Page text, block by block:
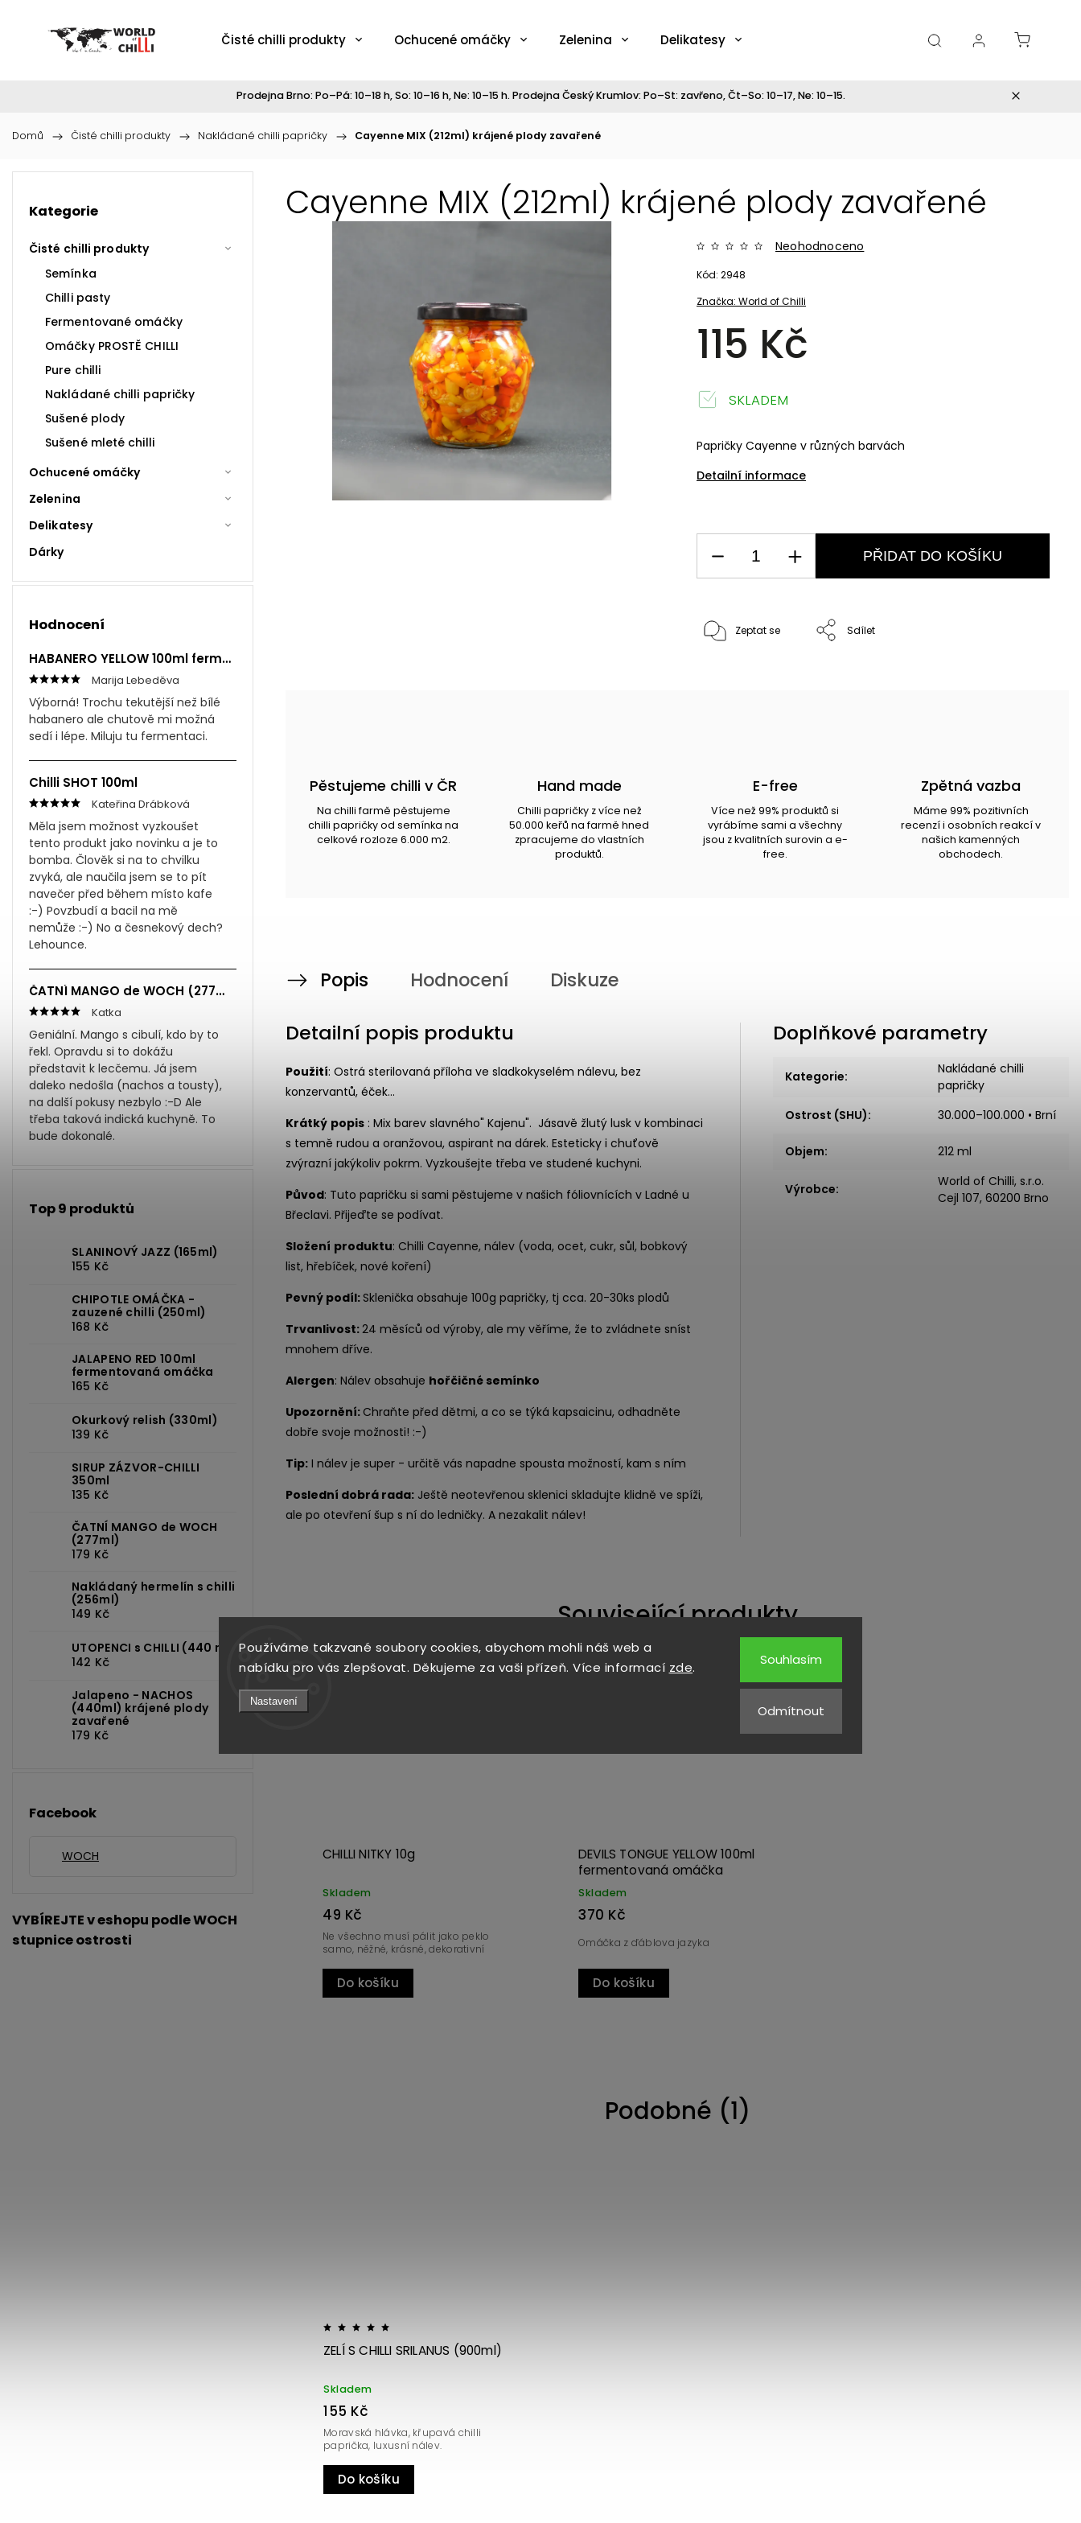
Používáme takzvané soubory cookies, abychom mohli náš web a
nabídku pro vás zlepšovat. Děkujeme za vaši přízeň. Více informací zde.
Nastavení
Odmítnout
Souhlasím
Čisté chilli produkty Ochucené omáčky Zelenina Delikatesy
Prodejna Brno: Po–Pá: 10–18 h, So: 10–16 h, Ne: 10–15 h. Prodejna Český Krumlov: Po–St: zavřeno, Čt–So: 10–17, Ne: 10–15.
Domů / Čisté chilli produkty / Nakládané chilli papričky / Cayenne MIX (212ml) krájené plody zavařené
Kategorie
Čisté chilli produkty
Semínka
Chilli pasty
Fermentované omáčky
Omáčky PROSTĚ CHILLI
Pure chilli
Nakládané chilli papričky
Sušené plody
Sušené mleté chilli
Ochucené omáčky
Zelenina
Delikatesy
Dárky
Hodnocení
HABANERO YELLOW 100ml fermentovaná omáčka
Marija Lebeděva
Výborná! Trochu tekutější než bílé
habanero ale chutově mi možná
sedí i lépe. Miluju tu fermentaci.
Chilli SHOT 100ml
Kateřina Drábková
Měla jsem možnost vyzkoušet
tento produkt jako novinku a je to
bomba. Člověk si na to chvilku
zvyká, ale naučila jsem se to pít
navečer před během místo kafe
:-) Povzbudí a bacil na mě
nemůže :-) No a česnekový dech?
Lehounce.
ČATNÍ MANGO de WOCH (277ml)
Katka
Geniální. Mango s cibulí, kdo by to
řekl. Opravdu si to dokážu
představit k lecčemu. Já jsem
daleko nedošla (nachos a tousty),
na další pokusy nezbylo :-D Ale
třeba taková indická kuchyně. To
bude dokonalé.
Top 9 produktů
SLANINOVÝ JAZZ (165ml)
155 Kč
CHIPOTLE OMÁČKA -
zauzené chilli (250ml)
168 Kč
JALAPENO RED 100ml
fermentovaná omáčka
165 Kč
Okurkový relish (330ml)
139 Kč
SIRUP ZÁZVOR-CHILLI
350ml
135 Kč
ČATNÍ MANGO de WOCH
(277ml)
179 Kč
Nakládaný hermelín s chilli
(256ml)
149 Kč
UTOPENCI s CHILLI (440 ml)
142 Kč
Jalapeno - NACHOS
(440ml) krájené plody
zavařené
179 Kč
Facebook
WOCH
VYBÍREJTE v eshopu podle WOCH
stupnice ostrosti
Cayenne MIX (212ml) krájené plody zavařené
Značka: World of Chilli
Neohodnoceno
115 Kč
Kód: 2948
Papričky Cayenne v různých barvách
Detailní informace
SKLADEM
PŘIDAT DO KOŠÍKU
Zeptat se Sdílet
Pěstujeme chilli v ČR
Na chilli farmě pěstujeme
chilli papričky od semínka na
celkové rozloze 6.000 m2.
Hand made
Chilli papričky z více než
50.000 keřů na farmě hned
zpracujeme do vlastních
produktů.
E-free
Více než 99% produktů si
vyrábíme sami a všechny
jsou z kvalitních surovin a e-
free.
Zpětná vazba
Máme 99% pozitivních
recenzí i osobních reakcí v
našich kamenných
obchodech.
Popis Hodnocení Diskuze
Detailní popis produktu
Použití: Ostrá sterilovaná příloha ve sladkokyselém nálevu, bez
konzervantů, éček...
Krátký popis : Mix barev slavného" Kajenu". Jásavě žlutý lusk v kombinaci
s temně rudou a oranžovou, aspirant na dárek. Esteticky i chuťově
zvýrazní jakýkoliv pokrm. Vyzkoušejte třeba ve studené kuchyni.
Původ: Tuto papričku si sami pěstujeme v našich fóliovnících v Ladné u
Břeclavi. Přijeďte se podívat.
Složení produktu: Chilli Cayenne, nálev (voda, ocet, cukr, sůl, bobkový
list, hřebíček, nové koření)
Pevný podíl:Sklenička obsahuje 100g papričky, tj cca. 20-30ks plodů
Trvanlivost:24 měsíců od výroby, ale my věříme, že to zvládnete sníst
mnohem dříve.
Alergen: Nálev obsahuje hořčičné semínko
Upozornění: Chraňte před dětmi, a co se týká kapsaicinu, odhadněte
dobře svoje možnosti! :-)
Tip: I nálev je super - určitě vás napadne spousta možností, kam s ním
Poslední dobrá rada: Ještě neotevřenou sklenici skladujte klidně ve spíži,
ale po otevření šup s ní do ledničky. A nezakalit nálev!
Doplňkové parametry
Kategorie:
Nakládané chilli
papričky
Ostrost (SHU): 30.000–100.000 • Brní
Objem: 212 ml
Výrobce:
World of Chilli, s.r.o.
Cejl 107, 60200 Brno
Související produkty
CHILLI NITKY 10g
Skladem
49 Kč
Do košíku
Ne všechno musí pálit jako peklo
samo, něžné, krásné, dekorativní
DEVILS TONGUE YELLOW 100ml
fermentovaná omáčka
Skladem
370 Kč
Do košíku
Omáčka z ďáblova jazyka
Podobné (1)
ZELÍ S CHILLI SRILANUS (900ml)
Skladem
155 Kč
Do košíku
Moravská hlávka, křupavá chilli
paprička, luxusní nálev.